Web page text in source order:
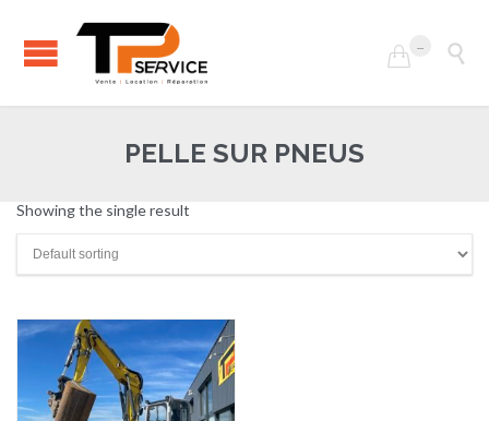
 
PELLE SUR PNEUS
Showing the single result